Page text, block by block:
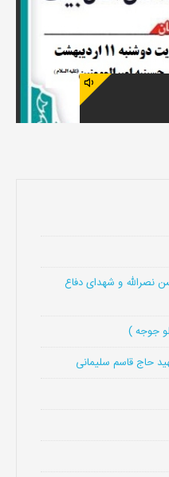
و شهدای دفاع
حاج قاسم سلیمانی